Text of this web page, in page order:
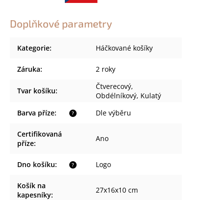
Doplňkové parametry
Kategorie: Háčkované košíky
Záruka: 2 roky
Tvar košíku:
Čtverecový,
Obdélníkový, Kulatý
?
Barva příze: Dle výběru
Certifikovaná
příze:
Ano
?
Dno košíku: Logo
Košík na
kapesníky:
27x16x10 cm